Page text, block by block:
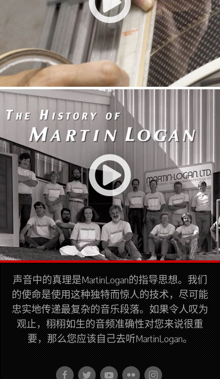
声音中的真理是MartinLogan的指导思想。我们
的使命是使用这种独特而惊人的技术，尽可能
忠实地传递最复杂的音乐段落。如果令人叹为
观止，栩栩如生的音频准确性对您来说很重
要，那么您应该自己去听MartinLogan。